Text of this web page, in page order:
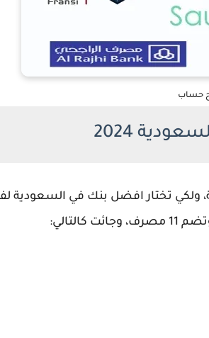
حساب
2024
ولكي تختار افضل بنك في السعودية